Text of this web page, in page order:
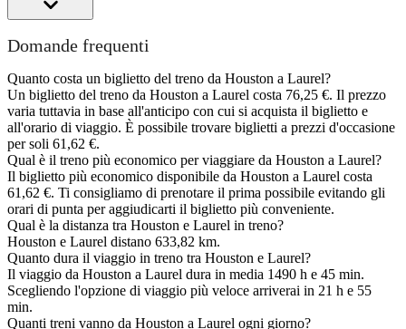
Domande frequenti
Quanto costa un biglietto del treno da Houston a Laurel?
Un biglietto del treno da Houston a Laurel costa 76,25 €. Il prezzo
varia tuttavia in base all'anticipo con cui si acquista il biglietto e
all'orario di viaggio. È possibile trovare biglietti a prezzi d'occasione
per soli 61,62 €.
Qual è il treno più economico per viaggiare da Houston a Laurel?
Il biglietto più economico disponibile da Houston a Laurel costa
61,62 €. Ti consigliamo di prenotare il prima possibile evitando gli
orari di punta per aggiudicarti il biglietto più conveniente.
Qual è la distanza tra Houston e Laurel in treno?
Houston e Laurel distano 633,82 km.
Quanto dura il viaggio in treno tra Houston e Laurel?
Il viaggio da Houston a Laurel dura in media 1490 h e 45 min.
Scegliendo l'opzione di viaggio più veloce arriverai in 21 h e 55
min.
Quanti treni vanno da Houston a Laurel ogni giorno?